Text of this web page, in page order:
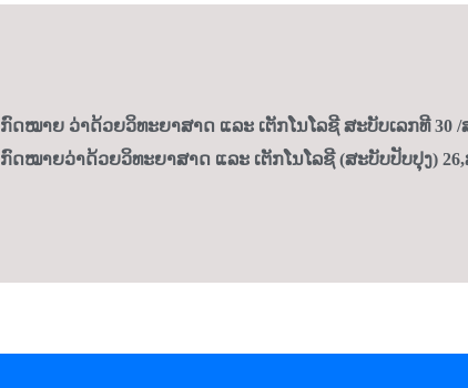
ກົດໝາຍ ວ່າດ້ວຍວິທະຍາສາດ ແລະ ເຕັກໂນໂລຊີ ສະບັບເລກທີ 30 /
ກົດໝາຍວ່າດ້ວຍວິທະຍາສາດ ແລະ ເຕັກໂນໂລຊີ (ສະບັບປັບປຸງ) 26,